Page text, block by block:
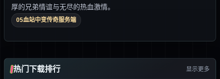
厚的兄弟情谊与无尽的热血激情。
05血站中变传奇服务端
热门下载排行 显示更多